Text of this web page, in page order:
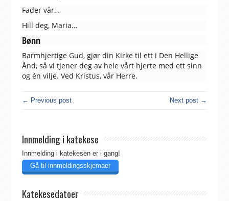
Fader vår…
Hill deg, Maria…
Bønn
Barmhjertige Gud, gjør din Kirke til ett i Den Hellige
Ånd, så vi tjener deg av hele vårt hjerte med ett sinn
og én vilje. Ved Kristus, vår Herre.
← Previous post Next post →
Innmelding i katekese
Innmelding i katekesen er i gang!
Gå til innmeldingsskjemaer
Katekesedatoer